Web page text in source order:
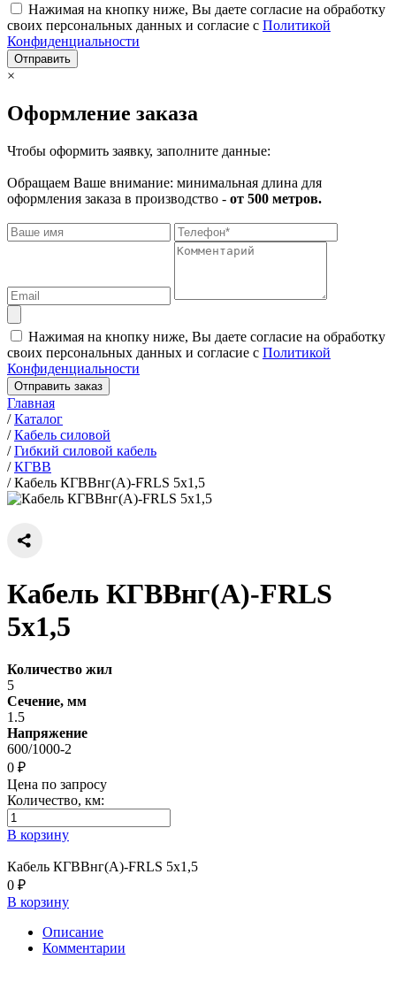
Нажимая на кнопку ниже, Вы даете согласие на обработку
своих персональных данных и согласие с Политикой
Конфиденциальности
Отправить
×
Оформление заказа
Чтобы оформить заявку, заполните данные:
Обращаем Ваше внимание: минимальная длина для
оформления заказа в производство - от 500 метров.
Нажимая на кнопку ниже, Вы даете согласие на обработку
своих персональных данных и согласие с Политикой
Конфиденциальности
Отправить заказ
Главная
/Каталог
/Кабель силовой
/Гибкий силовой кабель
/КГВВ
/Кабель КГВВнг(А)-FRLS 5х1,5
Кабель КГВВнг(А)-FRLS
5х1,5
Количество жил
5
Сечение, мм
1.5
Напряжение
600/1000-2
0 ₽
Цена по запросу
Количество, км:
В корзину
Кабель КГВВнг(А)-FRLS 5х1,5
0 ₽
В корзину
Описание
Комментарии